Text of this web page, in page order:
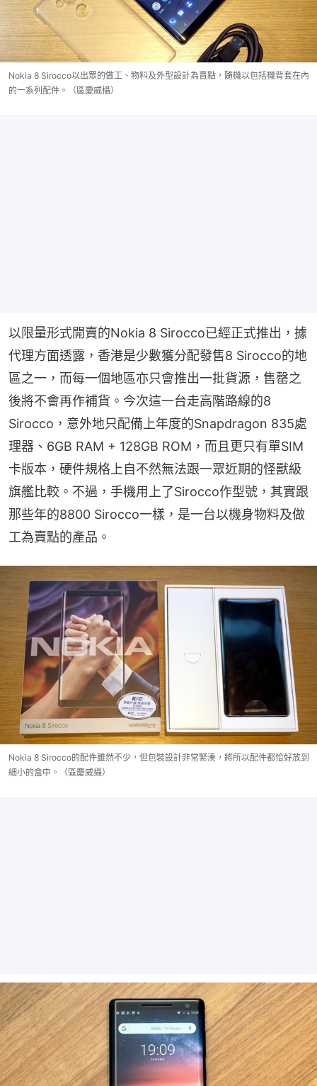
Nokia 8 Sirocco以出眾的做工、物料及外型設計為賣點，隨機以包括機背套在內
的一系列配件。（區慶威攝）
以限量形式開賣的Nokia 8 Sirocco已經正式推出，據
代理方面透露，香港是少數獲分配發售8 Sirocco的地
區之一，而每一個地區亦只會推出一批貨源，售罄之
後將不會再作補貨。今次這一台走高階路線的8
Sirocco，意外地只配備上年度的Snapdragon 835處
理器、6GB RAM + 128GB ROM，而且更只有單SIM
卡版本，硬件規格上自不然無法跟一眾近期的怪獸級
旗艦比較。不過，手機用上了Sirocco作型號，其實跟
那些年的8800 Sirocco一樣，是一台以機身物料及做
工為賣點的產品。
Nokia 8 Sirocco的配件雖然不少，但包裝設計非常緊湊，將所以配件都恰好放到
細小的盒中。（區慶威攝）